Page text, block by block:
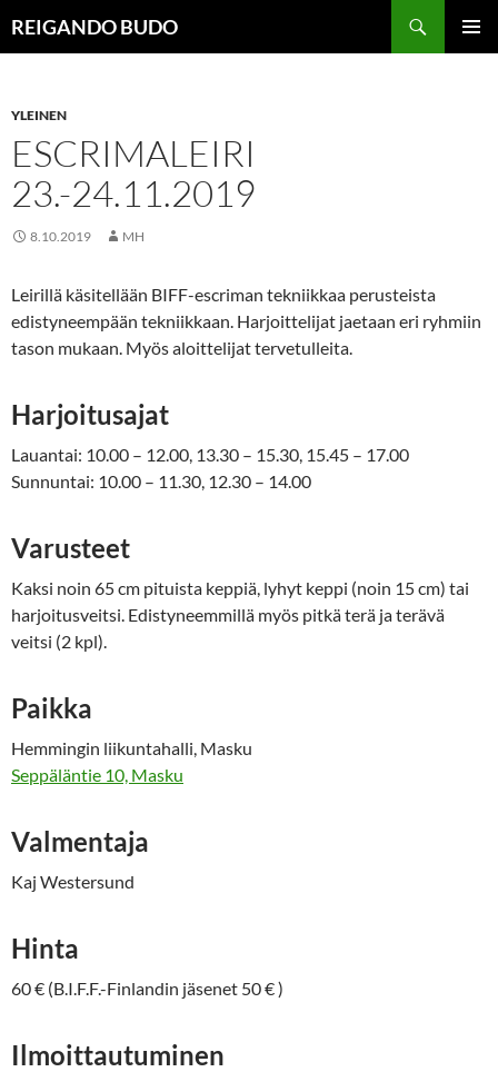
sisältöön
REIGANDO BUDO
YLEINEN
ESCRIMALEIRI
23.-24.11.2019
8.10.2019 MH
Leirillä käsitellään BIFF-escriman tekniikkaa perusteista
edistyneempään tekniikkaan. Harjoittelijat jaetaan eri ryhmiin
tason mukaan. Myös aloittelijat tervetulleita.
Harjoitusajat
Lauantai: 10.00 – 12.00, 13.30 – 15.30, 15.45 – 17.00
Sunnuntai: 10.00 – 11.30, 12.30 – 14.00
Varusteet
Kaksi noin 65 cm pituista keppiä, lyhyt keppi (noin 15 cm) tai
harjoitusveitsi. Edistyneemmillä myös pitkä terä ja terävä
veitsi (2 kpl).
Paikka
Hemmingin liikuntahalli, Masku
Seppäläntie 10, Masku
Valmentaja
Kaj Westersund
Hinta
60 € (B.I.F.F.-Finlandin jäsenet 50 € )
Ilmoittautuminen